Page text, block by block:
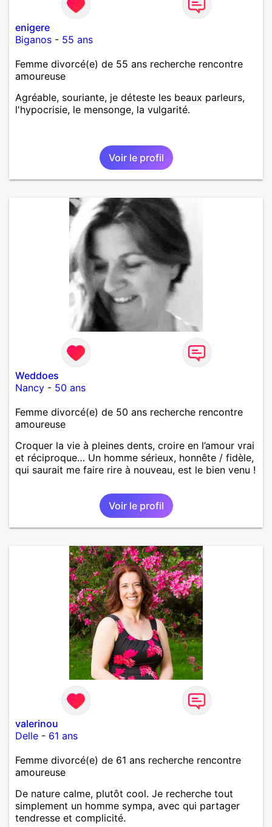
enigere
Biganos - 55 ans
Femme divorcé(e) de 55 ans recherche rencontre
amoureuse
Agréable, souriante, je déteste les beaux parleurs,
l'hypocrisie, le mensonge, la vulgarité.
Voir le profil
Weddoes
Nancy - 50 ans
Femme divorcé(e) de 50 ans recherche rencontre
amoureuse
Croquer la vie à pleines dents, croire en l’amour vrai
et réciproque… Un homme sérieux, honnête / fidèle,
qui saurait me faire rire à nouveau, est le bien venu !
Voir le profil
valerinou
Delle - 61 ans
Femme divorcé(e) de 61 ans recherche rencontre
amoureuse
De nature calme, plutôt cool. Je recherche tout
simplement un homme sympa, avec qui partager
tendresse et complicité.